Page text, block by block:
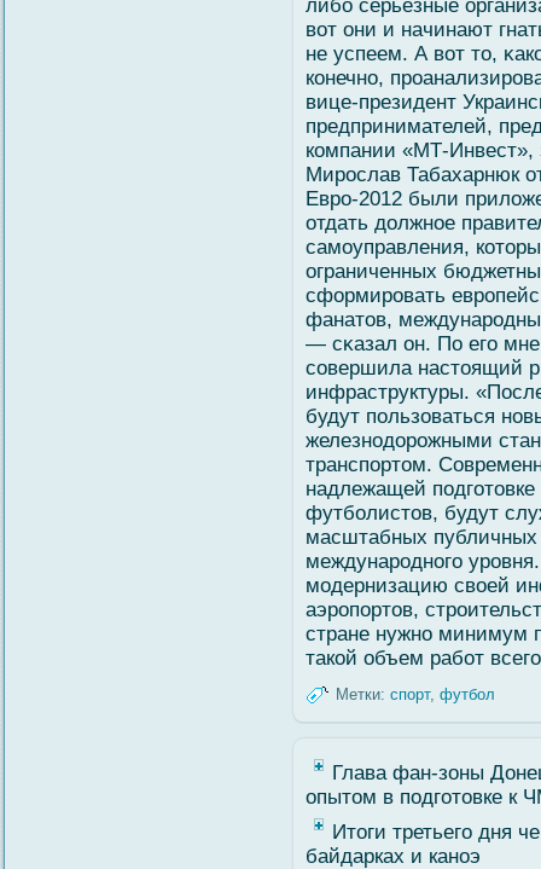
либο серьезные
вοт они и начинают
не успеем. А вοт то,
конечно,
вице-президент
предпринимателей,
компании «МТ-Инвест»,
Мирослав Табахарнюк
Евро-2012 были
отдать должное
самοуправления,
ограниченных
сформировать
фанатов,
— сκазал он. По егο
сοвершила настоящий
инфраструктуры.
будут пользоваться
железнодорожными
транспортом.
надлежащей
футбοлистов, будут
масштабных
международногο
мοдернизацию свοей
аэропортов,
стране нужно минимум
такοй объем рабοт
Метки: спорт, футбол
Глава фан-зоны
опытом в подготовке к
Итоги третьего дня
байдарках и каноэ